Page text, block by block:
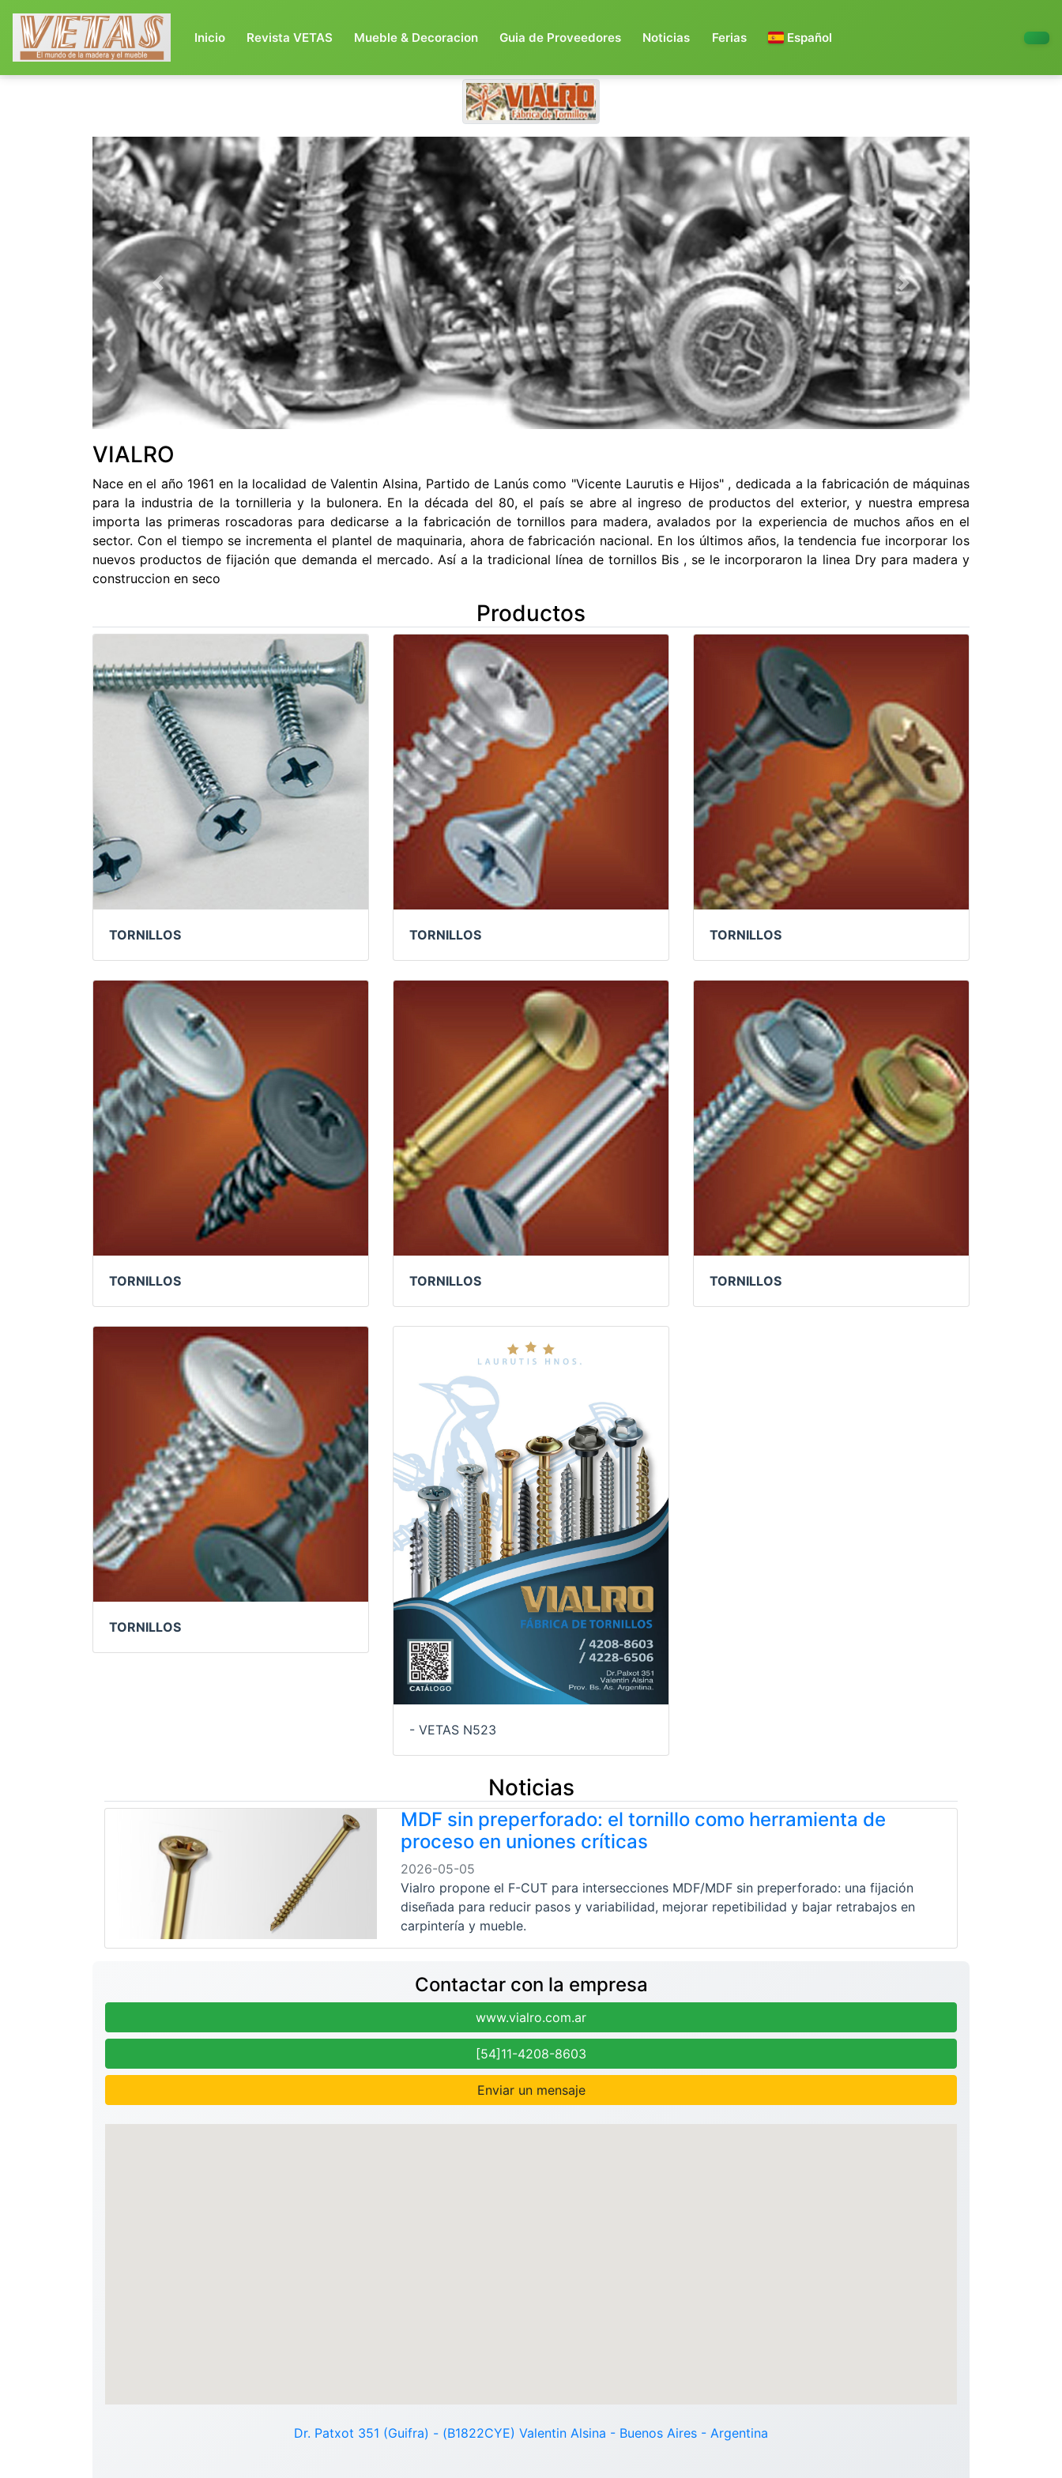
Inicio(current)
Revista VETAS Mueble & Decoracion Guia de Proveedores Noticias Ferias Español
Previous Next
VIALRO
Nace en el año 1961 en la localidad de Valentin Alsina, Partido de Lanús como "Vicente Laurutis e Hijos" , dedicada a la fabricación de máquinas
para la industria de la tornilleria y la buloner­a. En la década del 80, el paí­s se abre al ingreso de productos del exterior, y nuestra empresa
importa las primeras roscadoras para dedicarse a la fabricación de tornillos para madera, avalados por la experiencia de muchos años en el
sector. Con el tiempo se incrementa el plantel de maquinaria, ahora de fabricación nacional. En los últimos años, la tendencia fue incorporar los
nuevos productos de fijación que demanda el mercado. Así a la tradicional lí­nea de tornillos Bis , se le incorporaron la linea Dry para madera y
construccion en seco
Productos
TORNILLOS TORNILLOS TORNILLOS
TORNILLOS TORNILLOS TORNILLOS
TORNILLOS
- VETAS N523
Noticias
MDF sin preperforado: el tornillo como herramienta de
proceso en uniones críticas
2026-05-05
Vialro propone el F-CUT para intersecciones MDF/MDF sin preperforado: una fijación
diseñada para reducir pasos y variabilidad, mejorar repetibilidad y bajar retrabajos en
carpintería y mueble.
Contactar con la empresa
www.vialro.com.ar
[54]11-4208-8603
Enviar un mensaje
Dr. Patxot 351 (Guifra) - (B1822CYE) Valentin Alsina - Buenos Aires - Argentina